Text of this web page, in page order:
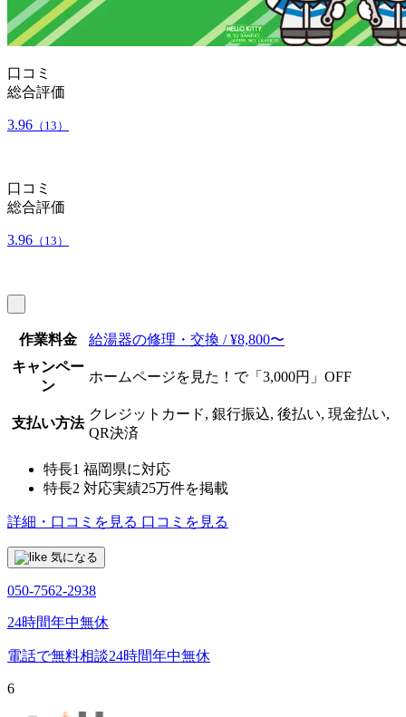
口コミ
総合評価
3.96 （13）
口コミ
総合評価
3.96 （13）
作業料金
給湯器の修理・交換 / ¥8,800〜
キャンペー
ン
ホームページを見た！で「3,000円」OFF
支払い方法
クレジットカード, 銀行振込, 後払い, 現金払い,
QR決済
特長1 福岡県に対応
特長2 対応実績25万件を掲載
詳細・口コミを見る 口コミを見る
気になる
050-7562-2938
24時間年中無休
電話で無料相談24時間年中無休
6